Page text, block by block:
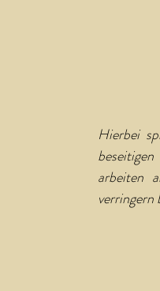
Hierbei
arbeiten
verringern